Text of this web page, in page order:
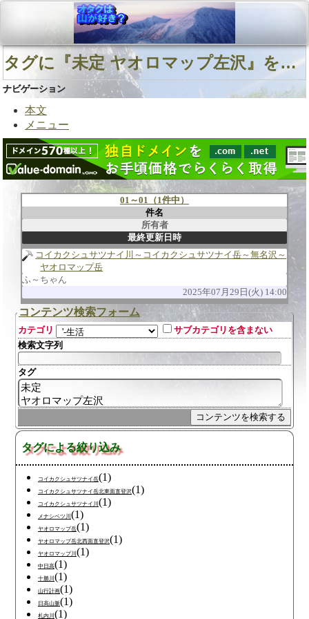
タグに『未定 ヤオロマップ左沢』を含む用語
ナビゲーション
本文
メニュー
01～01（1件中）
件名
所有者
最終更新日時
コイカクシュサツナイ川～コイカクシュサツナイ岳～無名沢～
ヤオロマップ岳
ふ～ちゃん
2025年07月29日(火) 14:00
コンテンツ検索フォーム
カテゴリ
サブカテゴリを含まない
検索文字列
タグ
タグによる絞り込み
コイカクシュサツナイ岳(1)
コイカクシュサツナイ岳北東面直登沢(1)
コイカクシュサツナイ川(1)
メナシベツ川(1)
ヤオロマップ岳(1)
ヤオロマップ岳北西面直登沢(1)
ヤオロマップ川(1)
中日高(1)
十勝川(1)
山行計画(1)
日高山脈(1)
札内川(1)